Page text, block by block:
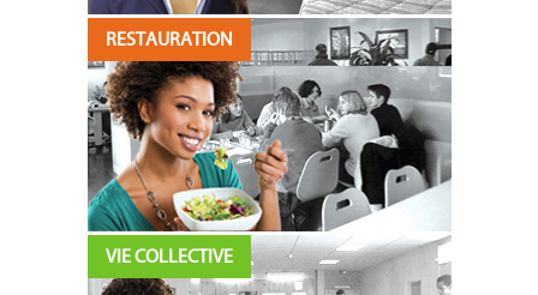
RESTAURATION
VIE COLLECTIVE